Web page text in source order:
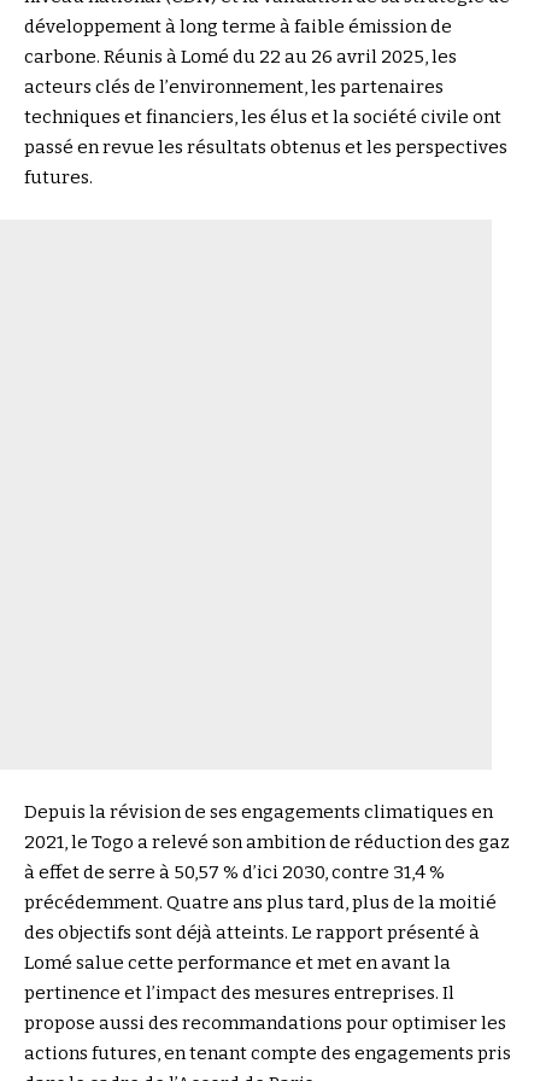
développement à long terme à faible émission de
carbone. Réunis à Lomé du 22 au 26 avril 2025, les
acteurs clés de l’environnement, les partenaires
techniques et financiers, les élus et la société civile ont
passé en revue les résultats obtenus et les perspectives
futures.
Depuis la révision de ses engagements climatiques en
2021, le Togo a relevé son ambition de réduction des gaz
à effet de serre à 50,57 % d’ici 2030, contre 31,4 %
précédemment. Quatre ans plus tard, plus de la moitié
des objectifs sont déjà atteints. Le rapport présenté à
Lomé salue cette performance et met en avant la
pertinence et l’impact des mesures entreprises. Il
propose aussi des recommandations pour optimiser les
actions futures, en tenant compte des engagements pris